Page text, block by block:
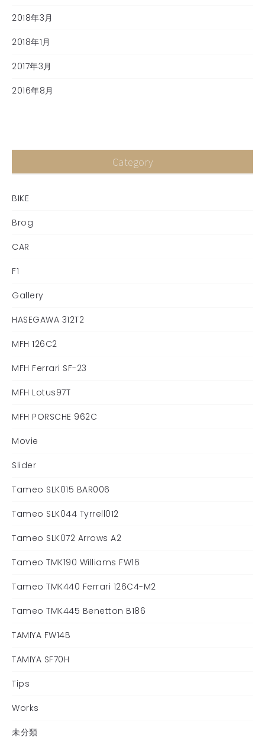
2018年3月
2018年1月
2017年3月
2016年8月
Category
BIKE
Brog
CAR
F1
Gallery
HASEGAWA 312T2
MFH 126C2
MFH Ferrari SF-23
MFH Lotus97T
MFH PORSCHE 962C
Movie
Slider
Tameo SLK015 BAR006
Tameo SLK044 Tyrrell012
Tameo SLK072 Arrows A2
Tameo TMK190 Williams FW16
Tameo TMK440 Ferrari 126C4-M2
Tameo TMK445 Benetton B186
TAMIYA FW14B
TAMIYA SF70H
Tips
Works
未分類